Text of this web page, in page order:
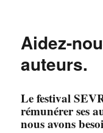
Aidez-
auteurs.
Le festival
rémunérer ses
nous avons